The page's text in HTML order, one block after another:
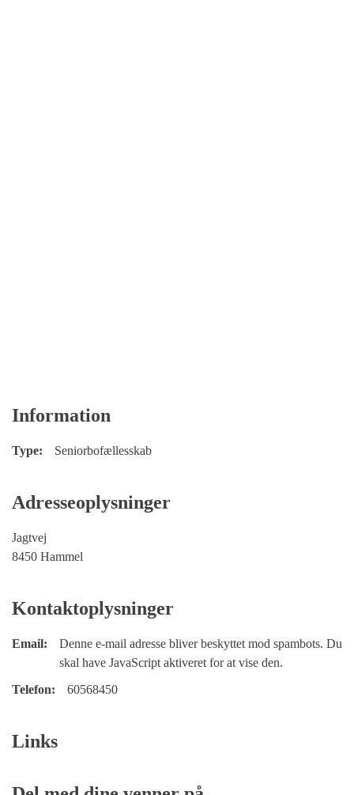
Information
Type: Seniorbofællesskab
Adresseoplysninger
Jagtvej
8450 Hammel
Kontaktoplysninger
Email:
Denne e-mail adresse bliver beskyttet mod spambots. Du
skal have JavaScript aktiveret for at vise den.
Telefon:
60568450
Links